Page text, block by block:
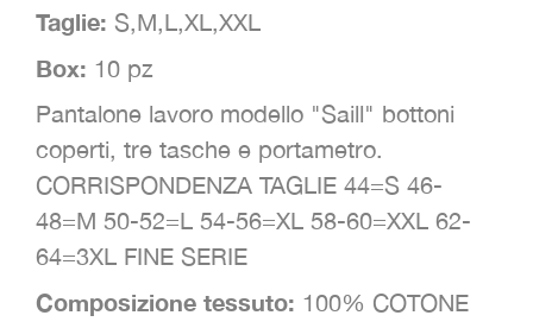
Taglie: S,M,L,XL,XXL
Box: 10 pz
Pantalone lavoro modello "Saill" bottoni
coperti, tre tasche e portametro.
CORRISPONDENZA TAGLIE 44=S 46-
48=M 50-52=L 54-56=XL 58-60=XXL 62-
64=3XL FINE SERIE
Composizione tessuto: 100% COTONE